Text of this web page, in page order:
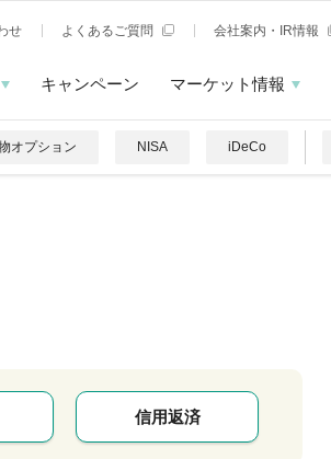
せ よくあるご質問 会社案内・IR情報
キャンペーン マーケット情報
オプション NISA iDeCo
信用返済